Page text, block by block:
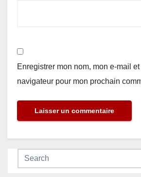
Enregistrer mon nom, mon e-mail
navigateur pour mon prochain